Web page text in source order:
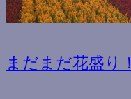
まだまだ花盛り！